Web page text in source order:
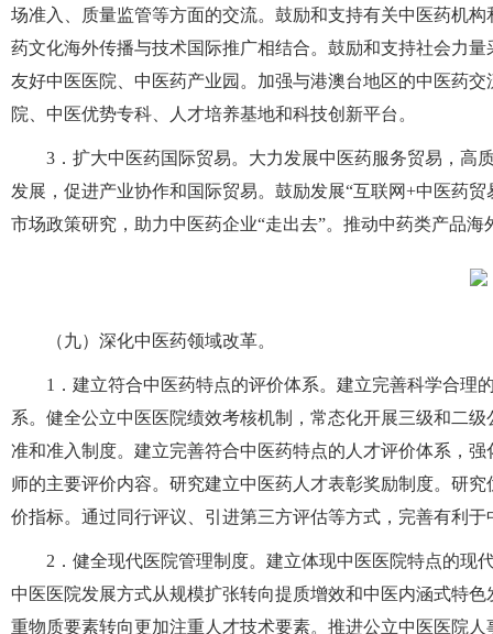
场准入、质量监管等方面的交流。鼓励和支持有关中医药机
药文化海外传播与技术国际推广相结合。鼓励和支持社会力
友好中医医院、中医药产业园。加强与港澳台地区的中医药
院、中医优势专科、人才培养基地和科技创新平台。
3．扩大中医药国际贸易。大力发展中医药服务贸易，高
发展，促进产业协作和国际贸易。鼓励发展“互联网+中医药
市场政策研究，助力中医药企业“走出去”。推动中药类产品海
（九）深化中医药领域改革。
1．建立符合中医药特点的评价体系。建立完善科学合理
系。健全公立中医医院绩效考核机制，常态化开展三级和二
准和准入制度。建立完善符合中医药特点的人才评价体系，
师的主要评价内容。研究建立中医药人才表彰奖励制度。研
价指标。通过同行评议、引进第三方评估等方式，完善有利
2．健全现代医院管理制度。建立体现中医医院特点的现
中医医院发展方式从规模扩张转向提质增效和中医内涵式特
重物质要素转向更加注重人才技术要素。推进公立中医医院